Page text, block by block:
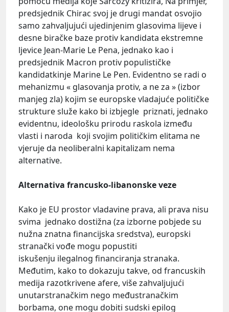
predsjednik Chirac svoj je drugi mandat osvojio
samo zahvaljujući ujedinjenim glasovima lijeve i
desne biračke baze protiv kandidata ekstremne
ljevice Jean-Marie Le Pena, jednako kao i
predsjednik Macron protiv populističke
kandidatkinje Marine Le Pen. Evidentno se radi o
mehanizmu « glasovanja protiv, a ne za » (izbor
manjeg zla) kojim se europske vladajuće političke
strukture služe kako bi izbjegle priznati, jednako
evidentnu, ideološku prirodu raskola između
vlasti i naroda koji svojim političkim elitama ne
vjeruje da neoliberalni kapitalizam nema
alternative.
Alternativa francusko-libanonske veze
Kako je EU prostor vladavine prava, ali prava nisu
svima jednako dostižna (za izborne pobjede su
nužna znatna financijska sredstva), europski
stranački vođe mogu popustiti
iskušenju ilegalnog financiranja stranaka.
Međutim, kako to dokazuju takve, od francuskih
medija razotkrivene afere, više zahvaljujući
unutarstranačkim nego međustranačkim
borbama, one mogu dobiti sudski epilog